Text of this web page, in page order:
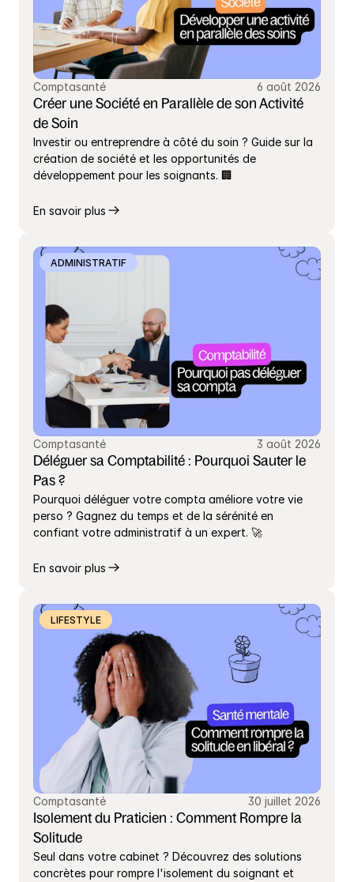
Comptasanté 6 août 2026
Créer une Société en Parallèle de son Activité
de Soin
Investir ou entreprendre à côté du soin ? Guide sur la
création de société et les opportunités de
développement pour les soignants. 🏢
En savoir plus
ADMINISTRATIF
Comptasanté 3 août 2026
Déléguer sa Comptabilité : Pourquoi Sauter le
Pas ?
Pourquoi déléguer votre compta améliore votre vie
perso ? Gagnez du temps et de la sérénité en
confiant votre administratif à un expert. 🚀
En savoir plus
LIFESTYLE
Comptasanté 30 juillet 2026
Isolement du Praticien : Comment Rompre la
Solitude
Seul dans votre cabinet ? Découvrez des solutions
concrètes pour rompre l'isolement du soignant et